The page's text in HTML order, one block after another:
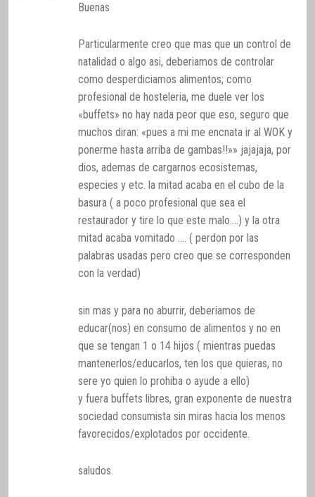
Buenas
Particularmente creo que mas que un control de
natalidad o algo asi, deberiamos de controlar
como desperdiciamos alimentos; como
profesional de hosteleria, me duele ver los
«buffets» no hay nada peor que eso, seguro que
muchos diran: «pues a mi me encnata ir al WOK y
ponerme hasta arriba de gambas!!»» jajajaja, por
dios, ademas de cargarnos ecosistemas,
especies y etc. la mitad acaba en el cubo de la
basura ( a poco profesional que sea el
restaurador y tire lo que este malo….) y la otra
mitad acaba vomitado …. ( perdon por las
palabras usadas pero creo que se corresponden
con la verdad)
sin mas y para no aburrir, deberiamos de
educar(nos) en consumo de alimentos y no en
que se tengan 1 o 14 hijos ( mientras puedas
mantenerlos/educarlos, ten los que quieras, no
sere yo quien lo prohiba o ayude a ello)
y fuera buffets libres, gran exponente de nuestra
sociedad consumista sin miras hacia los menos
favorecidos/explotados por occidente.
saludos.